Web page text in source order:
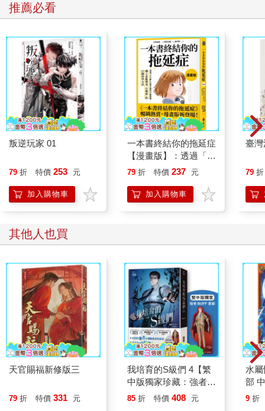
推薦必看
叛逆玩家 01
79 折 特價 253 元
加入購物車
一本書終結你的拖延症
【漫畫版】：透過「小
行動」打開大腦的行動
「行動派」的37個科
學方法
79 折 特價 237 元
加入購物車
臺
79 折
其他人也買
天官賜福新修版三
79 折 特價 331 元
我培育的S級們 4【繁
中版獨家珍藏：強者
BUFF書籤–歲星公會
85 折 特價 408 元
水
部
9 折